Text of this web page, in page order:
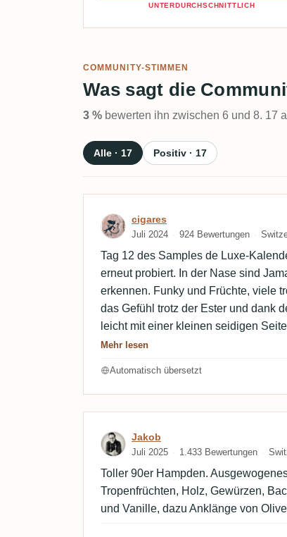
UNTERDURCHSCHNITTLICH
COMMUNITY-STIMMEN
Was sagt die
3 % bewerten ihn zwischen 6 und 8. 17
Alle · 17 Positiv · 17
Bewertung von cigares
cigares
Juli 2024 924 Bewertungen
Tag 12 des Samples de Luxe-
erneut probiert. In der Nase sind
erkennen. Funky und Früchte, viele
das Gefühl trotz der Ester und dank
leicht mit einer kleinen seidigen
enttäuschend mit einem
hätte ich mir niemals so viele Jahre
Mehr lesen
Automatisch übersetzt
Bewertung von Jakob
Jakob
Juli 2025 1.433 Bewertungen
Toller 90er Hampden.
Tropenfrüchten, Holz, Gewürzen,
und Vanille, dazu Anklänge von